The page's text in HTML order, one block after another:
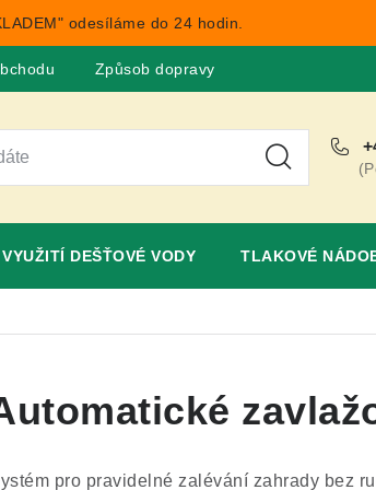
odesíláme do 24 hodin.
Způsob dopravy
VYUŽITÍ DEŠŤOVÉ VODY TLAKOVÉ
pro pravidelné zalévání zahrady bez